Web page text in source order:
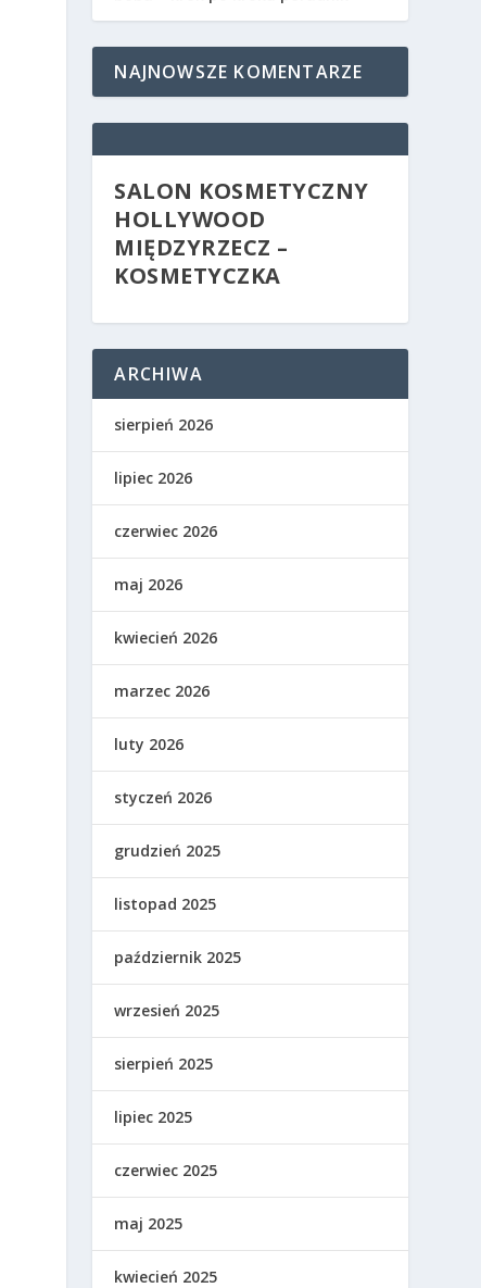
NAJNOWSZE KOMENTARZE
SALON KOSMETYCZNY
HOLLYWOOD
MIĘDZYRZECZ –
KOSMETYCZKA
ARCHIWA
sierpień 2026
lipiec 2026
czerwiec 2026
maj 2026
kwiecień 2026
marzec 2026
luty 2026
styczeń 2026
grudzień 2025
listopad 2025
październik 2025
wrzesień 2025
sierpień 2025
lipiec 2025
czerwiec 2025
maj 2025
kwiecień 2025